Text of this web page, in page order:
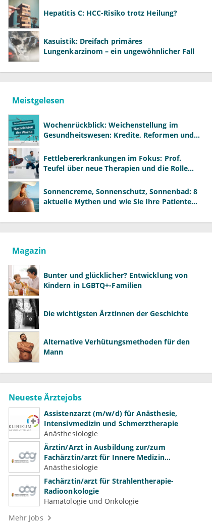
Hepatitis C: HCC-Risiko trotz Heilung?
Kasuistik: Dreifach primäres
Lungenkarzinom – ein ungewöhnlicher Fall
Meistgelesen
Wochenrückblick: Weichenstellung im
Gesundheitswesen: Kredite, Reformen und
Fettlebererkrankungen im Fokus: Prof.
Teufel über neue Therapien und die Rolle
Sonnencreme, Sonnenschutz, Sonnenbad: 8
aktuelle Mythen und wie Sie Ihre Patienten
Magazin
Bunter und glücklicher? Entwicklung von
Kindern in LGBTQ+-Familien
Die wichtigsten Ärztinnen der Geschichte
Alternative Verhütungsmethoden für den
Mann
Neueste Ärztejobs
Assistenzarzt (m/w/d) für Anästhesie,
Intensivmedizin und Schmerztherapie
Anästhesiologie
Ärztin/Arzt in Ausbildung zur/zum
Fachärztin/arzt für Innere Medizin
(Kardiologie, Nephrologie, Intensivmedizin)
Anästhesiologie
Fachärztin/arzt für Strahlentherapie-
Radioonkologie
Hämatologie und Onkologie
Mehr Jobs